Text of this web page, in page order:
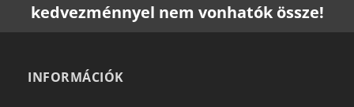
kedvezménnyel nem vonhatók össze!
INFORMÁCIÓK